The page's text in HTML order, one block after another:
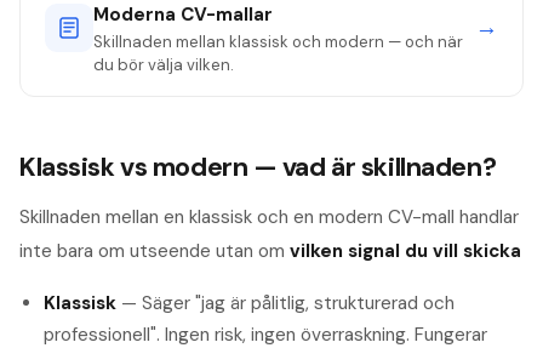
Moderna CV-mallar
Skillnaden mellan klassisk och modern — och när
du bör välja vilken.
→
Klassisk vs modern — vad är skillnaden?
Skillnaden mellan en klassisk och en modern CV-mall handlar
inte bara om utseende utan om vilken signal du vill skicka
Klassisk — Säger "jag är pålitlig, strukturerad och
professionell". Ingen risk, ingen överraskning. Fungerar